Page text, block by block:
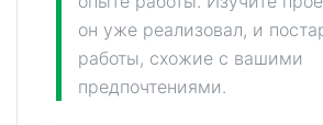
он уже реализовал, и
работы, схожие с вашими
предпочтениями.